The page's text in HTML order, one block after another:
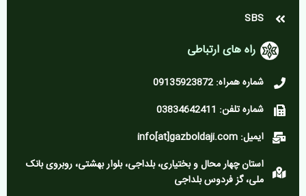
SBS
راه های ارتباطی
شماره همراه: 09135923872
شماره تلفن: 03834642411
ایمیل: info[at]gazboldaji.com
استان چهار محال و بختیاری، بلداجی، بلوار بهشتی، روبروی بانک
ملی، گز فردوس بلداجی